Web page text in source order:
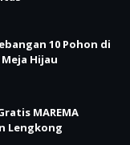
10 Pohon di
Hijau
MAREMA
Lengkong